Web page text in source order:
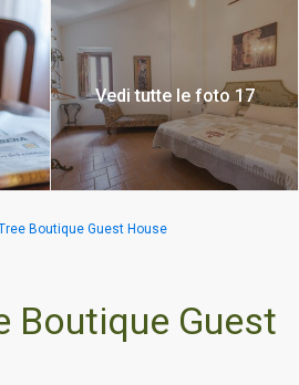
Vedi tutte le foto 17
Boutique Guest House
Boutique Guest